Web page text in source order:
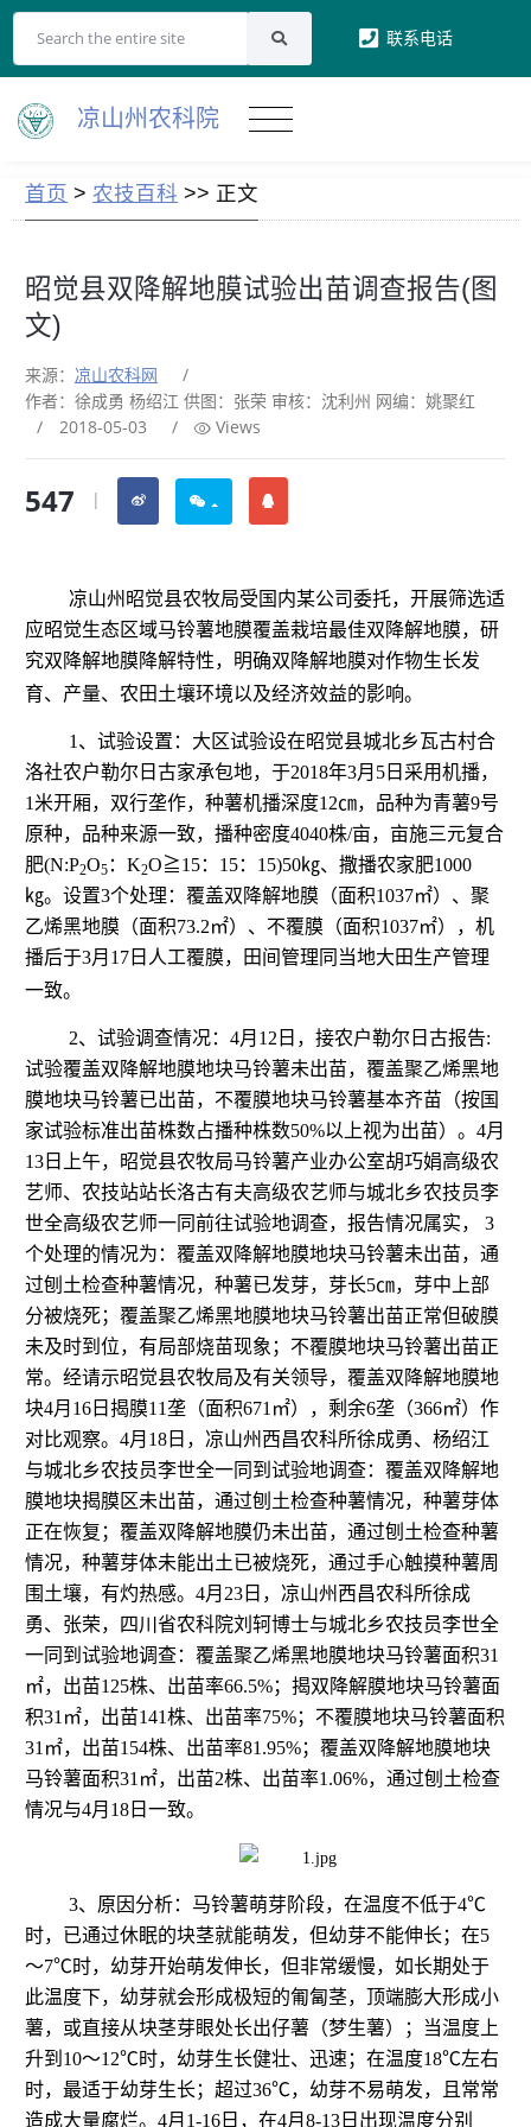
联系电话
凉山州农科院
首页 > 农技百科 >> 正文
昭觉县双降解地膜试验出苗调查报告(图
文)
来源： 凉山农科网
/
作者：徐成勇 杨绍江 供图：张荣 审核：沈利州 网编：姚聚红
/
2018-05-03 / Views
547 |
凉山州昭觉县农牧局受国内某公司委托，开展筛选适
应昭觉生态区域马铃薯地膜覆盖栽培最佳双降解地膜，研
究双降解地膜降解特性，明确双降解地膜对作物生长发
育、产量、农田土壤环境以及经济效益的影响。
1 、试验设置： 大区试验设在昭觉县城北乡瓦古村合
洛社农户勒尔日古家承包地，于2018年3月 5 日采用机播，
1 米开厢，双行垄作，种薯机播深度12㎝，品种为青薯9号
原种，品种来源一致，播种密度4040株/亩，亩施三元复合
肥(N:P2O5 ： K2O≧15： 15： 15)50㎏、撒播农家肥1000
㎏。设置3个处理：覆盖双降解地膜（面积1037㎡）、聚
乙烯黑地膜（面积73.2㎡）、不覆膜（面积1037㎡），机
播后于3月 17 日人工覆膜，田间管理同当地大田生产管理
一致。
2、试验调查情况：4月 12 日，接农户勒尔日古报告:
试验覆盖双降解地膜地块马铃薯未出苗，覆盖聚乙烯黑地
膜地块马铃薯已出苗，不覆膜地块马铃薯基本齐苗（按国
家试验标准出苗株数占播种株数50%以上视为出苗）。 4月
13 日上午，昭觉县农牧局马铃薯产业办公室胡巧娟高级农
艺师、农技站站长洛古有夫高级农艺师与城北乡农技员李
世全高级农艺师一同前往试验地调查，报告情况属实， 3
个处理的情况为：覆盖双降解地膜地块马铃薯未出苗，通
过刨土检查种薯情况，种薯已发芽，芽长5㎝，芽中上部
分被烧死；覆盖聚乙烯黑地膜地块马铃薯出苗正常但破膜
未及时到位，有局部烧苗现象；不覆膜地块马铃薯出苗正
常。经请示昭觉县农牧局及有关领导，覆盖双降解地膜地
块4月 16 日揭膜11 垄（面积671 ㎡），剩余6垄（366㎡）作
对比观察。 4月 18 日，凉山州西昌农科所徐成勇、杨绍江
与城北乡农技员李世全一同到试验地调查：覆盖双降解地
膜地块揭膜区未出苗，通过刨土检查种薯情况，种薯芽体
正在恢复；覆盖双降解地膜仍未出苗，通过刨土检查种薯
情况，种薯芽体未能出土已被烧死，通过手心触摸种薯周
围土壤，有灼热感。 4月 23 日，凉山州西昌农科所徐成
勇、张荣，四川省农科院刘轲博士与城北乡农技员李世全
一同到试验地调查：覆盖聚乙烯黑地膜地块马铃薯面积31
㎡，出苗125株、出苗率66.5%；揭双降解膜地块马铃薯面
积31 ㎡，出苗141株、出苗率75%；不覆膜地块马铃薯面积
31 ㎡，出苗154株、出苗率81.95%；覆盖双降解地膜地块
马铃薯面积31 ㎡，出苗2株、出苗率1.06%，通过刨土检查
情况与4月 18 日一致。
3、原因分析： 马铃薯萌芽阶段，在温度不低于4℃
时，已通过休眠的块茎就能萌发，但幼芽不能伸长；在5
～7℃时，幼芽开始萌发伸长，但非常缓慢，如长期处于
此温度下，幼芽就会形成极短的匍匐茎，顶端膨大形成小
薯，或直接从块茎芽眼处长出仔薯（梦生薯）；当温度上
升到 10～12℃时，幼芽生长健壮、迅速；在温度18℃左右
时，最适于幼芽生长；超过36℃，幼芽不易萌发，且常常
造成大量腐烂。 4月 1-16 日，在4月 8-13 日出现温度分别